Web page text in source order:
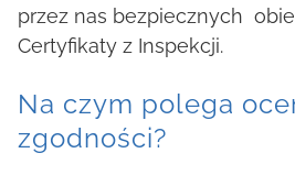
przez nas bezpiecznych
Certyfikaty z Inspekcji.
Na czym polega
zgodności?